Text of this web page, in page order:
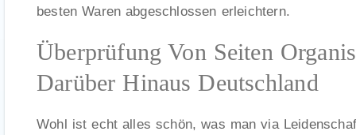
besten Waren abgeschlossen erleichtern.
Überprüfung Von Seiten
Darüber Hinaus Deutschland
Wohl ist echt alles schön, was man via